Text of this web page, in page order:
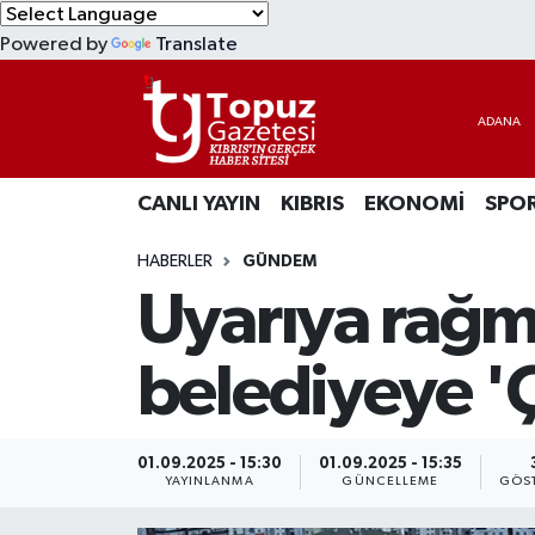
Powered by Translate
CANLI YAYIN KIBRIS EKONOMİ
HABERLER GÜNDEM
Uyarıya
belediyeye
01.09.2025 - 15:30
YAYINLANMA
01.09.2025 - 15:35
GÜNCELLEME
EKONOMİ
MAGAZİN
TEKNOLOJİ
Lefkoşa Nöbetçi Eczaneler
Lefkoşa Hava Durumu
Lefkoşa Trafik Yoğunluk Haritası
Süper Lig Puan Durumu ve Fikstür
Tüm Manşetler
Son Dakika Haberleri
Haber Arşivi